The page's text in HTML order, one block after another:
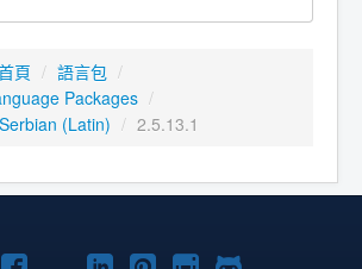
頁 / 語言包 /
Packages /
(Latin) / 2.5.13.1